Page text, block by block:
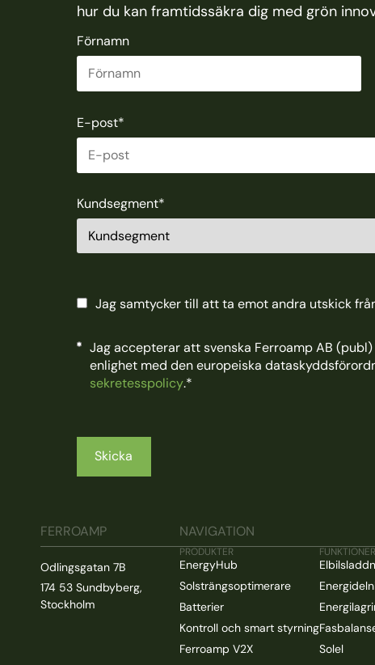
hur du kan framtidssäkra dig med grön
Förnamn
E-post*
Kundsegment*
Jag samtycker till att ta emot andra utskick
Jag accepterar att svenska Ferroamp AB
enlighet med den europeiska
sekretesspolicy.*
FERROAMP
Odlingsgatan 7B
174 53 Sundbyberg,
Stockholm
NAVIGATION
PRODUKTER
EnergyHub
Solsträngsoptimerare
Batterier
Kontroll och smart styrning
Ferroamp V2X
FUNKTIONER
Solel